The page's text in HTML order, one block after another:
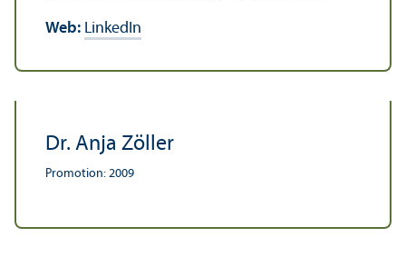
Web: LinkedIn
Dr. Anja Zöller
Promotion: 2009